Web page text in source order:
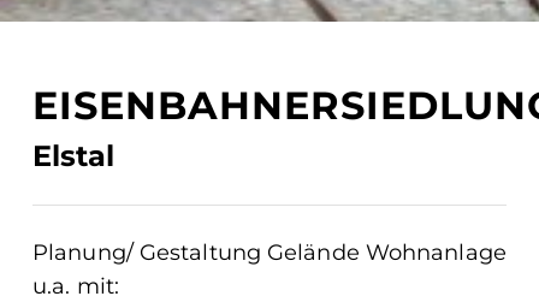
Elstal
Planung/ Gestaltung Gelände Wohnanlage
u.a. mit: